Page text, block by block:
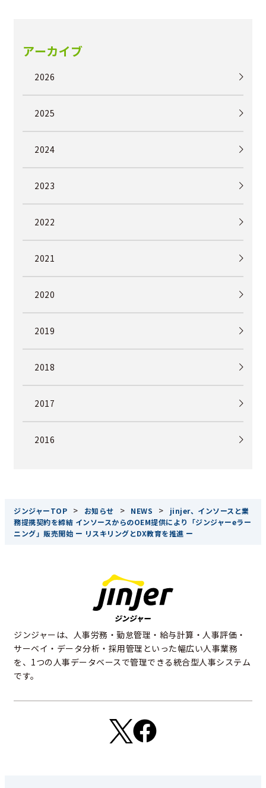
アーカイブ
2026
2025
2024
2023
2022
2021
2020
2019
2018
2017
2016
ジンジャーTOP > お知らせ > NEWS >
jinjer、インソースと業
務提携契約を締結 インソースからのOEM提供により「ジンジャーeラー
ニング」販売開始 ー リスキリングとDX教育を推進 ー
ジンジャーは、人事労務・勤怠管理・給与計算・人事評価・
サーベイ・データ分析・採用管理といった幅広い人事業務
を、1つの人事データベースで管理できる統合型人事システム
です。